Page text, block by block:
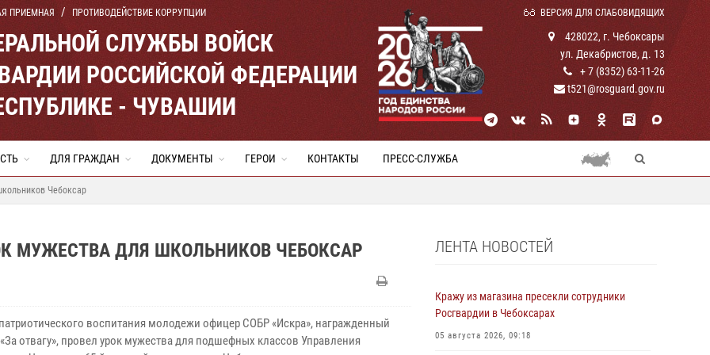
ПРИЕМНАЯ ПРОТИВОДЕЙСТВИЕ КОРРУПЦИИ ВЕРСИЯ ДЛЯ СЛАБОВИДЯЩИХ
СЛУЖБЫ ВОЙСК
РОССИЙСКОЙ ФЕДЕРАЦИИ
- ЧУВАШИИ
428022, г. Чебоксары
ул. Декабристов, д. 13
+ 7 (8352) 63-11-26
t521@rosguard.gov.ru
ДЛЯ ГРАЖДАН ДОКУМЕНТЫ ГЕРОИ КОНТАКТЫ ПРЕСС-СЛУЖБА
Чебоксар
МУЖЕСТВА ДЛЯ ШКОЛЬНИКОВ ЧЕБОКСАР
воспитания молодежи офицер СОБР «Искра», награжденный
отвагу», провел урок мужества для подшефных классов Управления
ЛЕНТА НОВОСТЕЙ
Кражу из магазина пресекли сотрудники
Росгвардии в Чебоксарах
05 августа 2026, 09:18